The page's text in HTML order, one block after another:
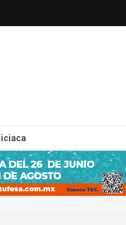
entrevistas con famosos,